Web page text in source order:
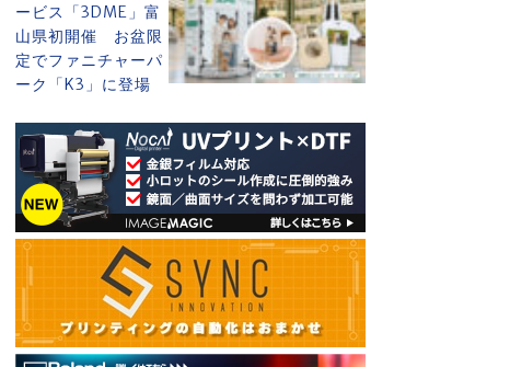
ービス「3DME」富
山県初開催 お盆限
定でファニチャーパ
ーク「K3」に登場